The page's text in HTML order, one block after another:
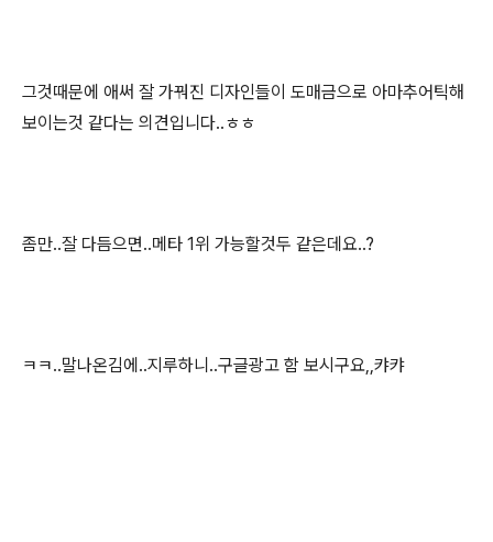
그것때문에 애써 잘 가꿔진 디자인들이 도매금으로 아마추어틱해
보이는것 같다는 의견입니다..ㅎㅎ
좀만..잘 다듬으면..메타 1위 가능할것두 같은데요..?
ㅋㅋ..말나온김에..지루하니..구글광고 함 보시구요,,캬캬